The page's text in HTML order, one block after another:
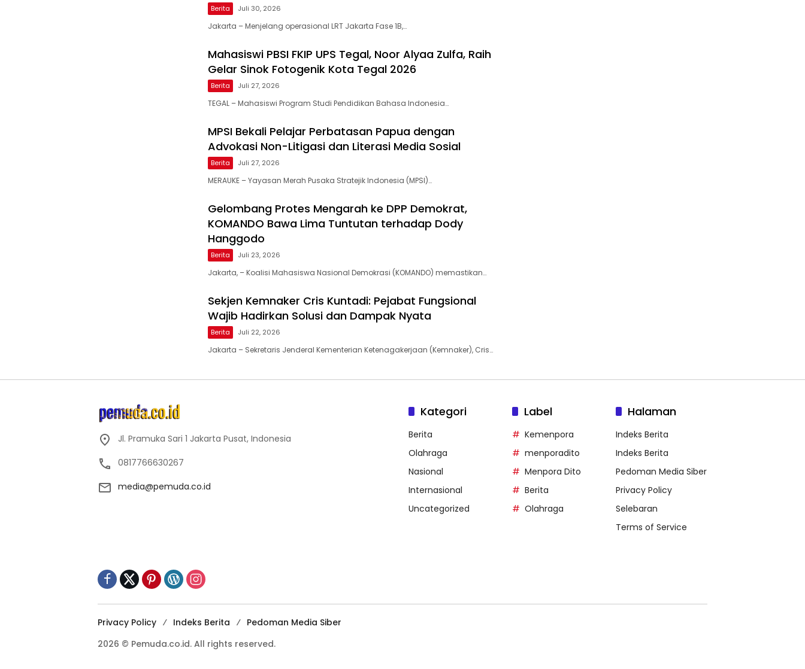
Berita Juli 30, 2026
Jakarta – Menjelang operasional LRT Jakarta Fase 1B,…
Mahasiswi PBSI FKIP UPS Tegal, Noor Alyaa Zulfa, Raih
Gelar Sinok Fotogenik Kota Tegal 2026
Berita Juli 27, 2026
TEGAL – Mahasiswi Program Studi Pendidikan Bahasa Indonesia…
MPSI Bekali Pelajar Perbatasan Papua dengan
Advokasi Non-Litigasi dan Literasi Media Sosial
Berita Juli 27, 2026
MERAUKE – Yayasan Merah Pusaka Stratejik Indonesia (MPSI)…
Gelombang Protes Mengarah ke DPP Demokrat,
KOMANDO Bawa Lima Tuntutan terhadap Dody
Hanggodo
Berita Juli 23, 2026
Jakarta, – Koalisi Mahasiswa Nasional Demokrasi (KOMANDO) memastikan…
Sekjen Kemnaker Cris Kuntadi: Pejabat Fungsional
Wajib Hadirkan Solusi dan Dampak Nyata
Berita Juli 22, 2026
Jakarta – Sekretaris Jenderal Kementerian Ketenagakerjaan (Kemnaker), Cris…
Jl. Pramuka Sari 1 Jakarta Pusat, Indonesia
0817766630267
media@pemuda.co.id
Kategori
Berita
Olahraga
Nasional
Internasional
Uncategorized
Label
Kemenpora
menporadito
Menpora Dito
Berita
Olahraga
Halaman
Indeks Berita
Indeks Berita
Pedoman Media Siber
Privacy Policy
Selebaran
Terms of Service
Privacy Policy Indeks Berita
Pedoman Media Siber
2026 © Pemuda.co.id. All rights reserved.